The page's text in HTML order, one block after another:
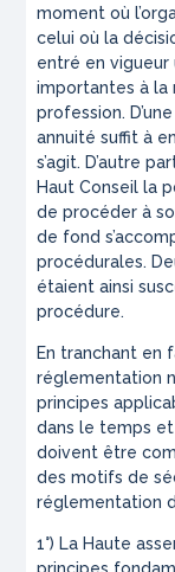
moment où
celui où la
entré en
importantes à la
profession.
annuité suffit à
s’agit. D’autre
Haut Conseil la
de procéder à
de fond
procédurales.
étaient ainsi
procédure.
En tranchant en
réglementation
principes
dans le temps
doivent être
des motifs de
réglementation
1°) La Haute